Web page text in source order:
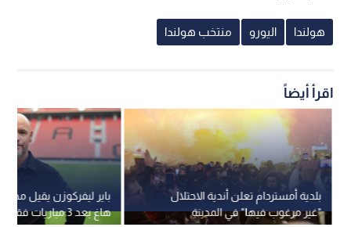
هولندا اليورو منتخب هولندا
اقرأ أيضاً
باير ليفركوزن يقيل
هاغ بعد 3 مباريات فقط
بلدية أمستردام تعلن أندية الاحتلال
"غير مرغوب فيها" في المدينة